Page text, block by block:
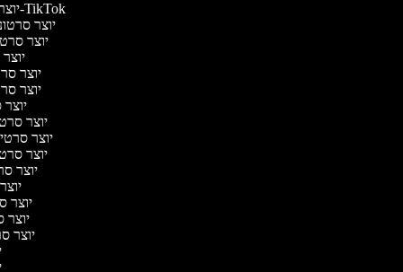
יוצר סרטונים ל-TikTok
יוצר
יוצר
יוצר
יוצר
יוצר
יוצר סרטי
יוצר
יוצר
יוצר
יוצר
יוצר